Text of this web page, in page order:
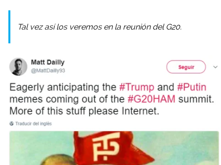
Tal vez así los veremos en la reunión del G20.